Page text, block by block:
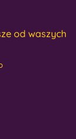
od waszych